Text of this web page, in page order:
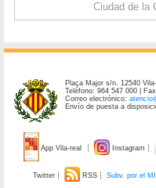
Ciudad de la
Plaça Major s/n. 12540
Teléfono: 964 547 000 |
Correo electrónico:
Envío de puesta a
App Vila-real Instagram
Twitter RSS Subv. por el